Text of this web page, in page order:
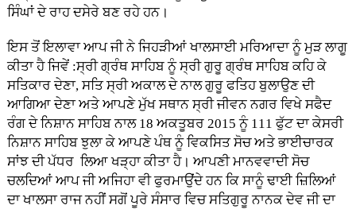
ਸਿੰਘਾਂ ਦੇ ਰਾਹ ਦਸੇਰੇ ਬਣ ਰਹੇ ਹਨ।
ਇਸ ਤੋਂ ਇਲਾਵਾ ਆਪ ਜੀ ਨੇ ਜਿਹੜੀਆਂ ਖਾਲਸਾਈ ਮਰਿਆਦਾ ਨੂੰ ਮੁੜ ਲਾਗੂ
ਕੀਤਾ ਹੈ ਜਿਵੇਂ :ਸ੍ਰੀ ਗ੍ਰੰਥ ਸਾਹਿਬ ਨੂੰ ਸ੍ਰੀ ਗੁਰੂ ਗ੍ਰੰਥ ਸਾਹਿਬ ਕਹਿ ਕੇ
ਸਤਿਕਾਰ ਦੇਣਾ, ਸਤਿ ਸ੍ਰੀ ਅਕਾਲ ਦੇ ਨਾਲ ਗੁਰੂ ਫਤਿਹ ਬੁਲਾਉਣ ਦੀ
ਆਗਿਆ ਦੇਣਾ ਅਤੇ ਆਪਣੇ ਮੁੱਖ ਸਥਾਨ ਸ੍ਰੀ ਜੀਵਨ ਨਗਰ ਵਿਖੇ ਸਫੈਦ
ਰੰਗ ਦੇ ਨਿਸ਼ਾਨ ਸਾਹਿਬ ਨਾਲ 18 ਅਕਤੂਬਰ 2015 ਨੂੰ 111 ਫੁੱਟ ਦਾ ਕੇਸਰੀ
ਨਿਸ਼ਾਨ ਸਾਹਿਬ ਝੁਲਾ ਕੇ ਆਪਣੇ ਪੰਥ ਨੂੰ ਵਿਕਸਿਤ ਸੋਚ ਅਤੇ ਭਾਈਚਾਰਕ
ਸਾਂਝ ਦੀ ਪੱਧਰ ਲਿਆ ਖੜ੍ਹਾ ਕੀਤਾ ਹੈ। ਆਪਣੀ ਮਾਨਵਵਾਦੀ ਸੋਚ
ਚਲਦਿਆਂ ਆਪ ਜੀ ਅਜਿਹਾ ਵੀ ਫੁਰਮਾਉਂਦੇ ਹਨ ਕਿ ਸਾਨੂੰ ਢਾਈ ਜ਼ਿਲਿਆਂ
ਦਾ ਖਾਲਸਾ ਰਾਜ ਨਹੀਂ ਸਗੋਂ ਪੂਰੇ ਸੰਸਾਰ ਵਿਚ ਸਤਿਗੁਰੂ ਨਾਨਕ ਦੇਵ ਜੀ ਦਾ